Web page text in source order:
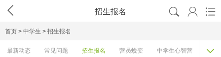
 招生报名   
首页 > 中学生 > 招生报名
最新动态 常见问题 招生报名 营员蜕变 中学生心智营 活动
